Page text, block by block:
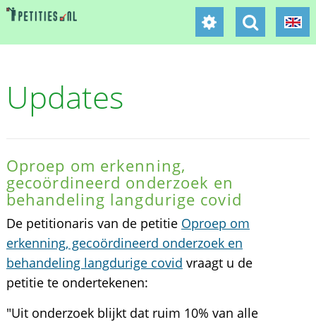
Updates
Oproep om erkenning,
gecoördineerd onderzoek en
behandeling langdurige covid
De petitionaris van de petitie Oproep om
erkenning, gecoördineerd onderzoek en
behandeling langdurige covid vraagt u de
petitie te ondertekenen:
"Uit onderzoek blijkt dat ruim 10% van alle